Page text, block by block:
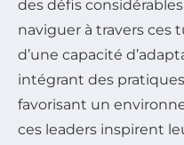
des défis
naviguer à travers ces
d’une capacité
intégrant des
favorisant un
ces leaders inspirent